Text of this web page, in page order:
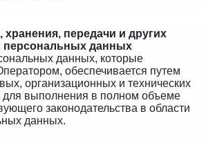
хранения, передачи и других
персональных данных
данных, которые
обеспечивается путем
организационных и технических
выполнения в полном объеме
законодательства в области
данных.